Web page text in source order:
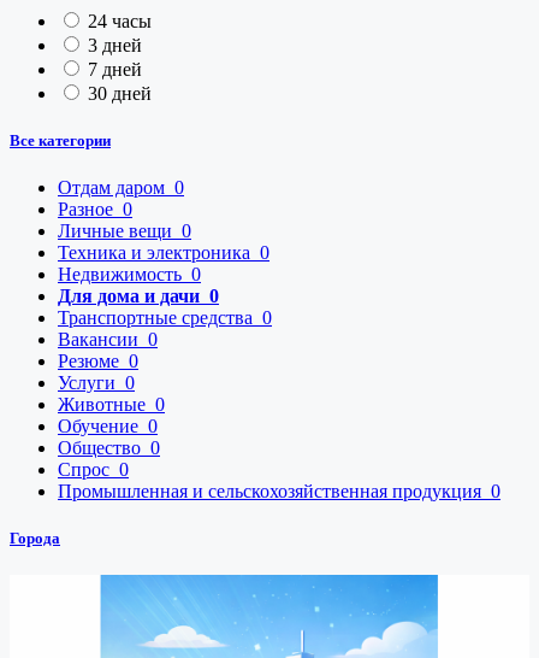
24 часы
3 дней
7 дней
30 дней
Все категории
Отдам даром 0
Разное 0
Личные вещи 0
Техника и электроника 0
Недвижимость 0
Для дома и дачи 0
Транспортные средства 0
Вакансии 0
Резюме 0
Услуги 0
Животные 0
Обучение 0
Общество 0
Спрос 0
Промышленная и сельскохозяйственная продукция 0
Города